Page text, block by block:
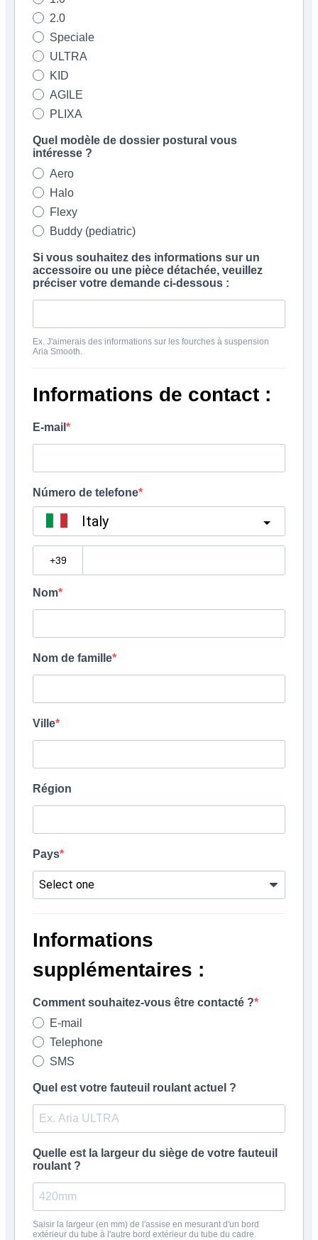
2.0
Speciale
ULTRA
KID
AGILE
PLIXA
Quel modèle de dossier postural vous
intéresse ?
Aero
Halo
Flexy
Buddy (pediatric)
Si vous souhaitez des informations sur un
accessoire ou une pièce détachée, veuillez
préciser votre demande ci-dessous :
Ex. J'aimerais des informations sur les fourches à suspension
Aria Smooth.
Informations de contact :
E-mail
Número de telefone
Italy
Nom
Nom de famille
Ville
Région
Pays
Informations
supplémentaires :
Comment souhaitez-vous être contacté ?
E-mail
Telephone
SMS
Quel est votre fauteuil roulant actuel ?
Quelle est la largeur du siège de votre fauteuil
roulant ?
Saisir la largeur (en mm) de l'assise en mesurant d'un bord
extérieur du tube à l'autre bord extérieur du tube du cadre.